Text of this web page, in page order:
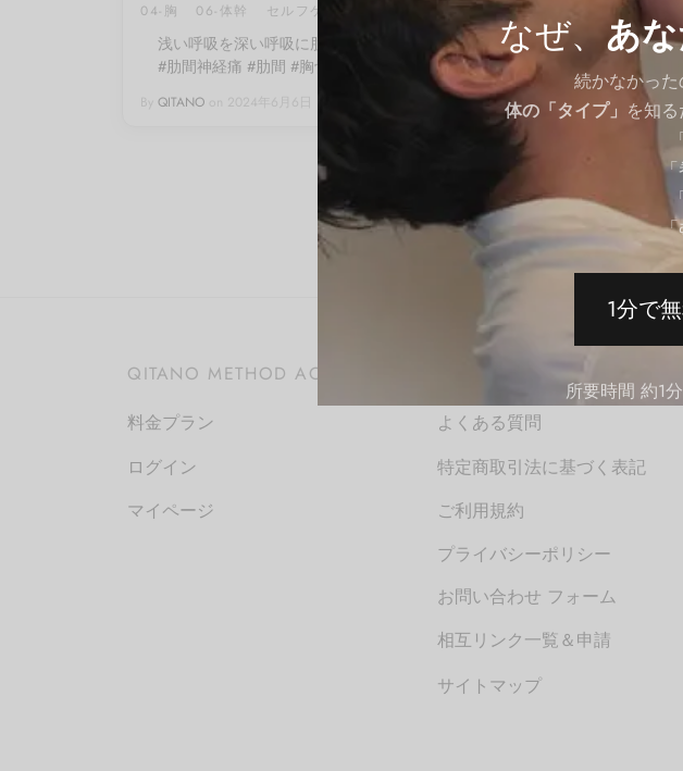
なぜ、あ
続かなかった
体の「タイプ」 を知
「
「
1分で
所要時間 約1
04-胸 06-体幹 セルフケア
浅い呼吸を深い呼吸に肋骨マッサージ【#肋骨
#肋間神経痛 #肋間 #胸骨 #大胸筋 #小胸筋】
QITANO
06-体幹
肋骨の動きを
を伸ばす方法
ByQITANO on 2024
QITANO METHOD ACADEMY
料金プラン
ログイン
マイページ
よくある質問
特定商取引法に基づく表記
ご利用規約
プライバシーポリシー
お問い合わせ フォーム
相互リンク一覧＆申請
サイトマップ